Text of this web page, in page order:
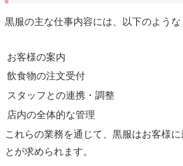
黒服の主な仕事内容には、以下のような
お客様の案内
飲食物の注文受付
スタッフとの連携・調整
店内の全体的な管理
これらの業務を通じて、黒服はお客様
とが求められます。